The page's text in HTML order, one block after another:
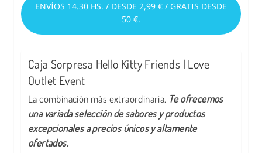
ENVÍOS 14.30 HS. / DESDE 2,99 € / GRATIS DESDE
50 €.
Caja Sorpresa Hello Kitty Friends | Love
Outlet Event
La combinación más extraordinaria. Te ofrecemos
una variada selección de sabores y productos
excepcionales a precios únicos y altamente
ofertados.